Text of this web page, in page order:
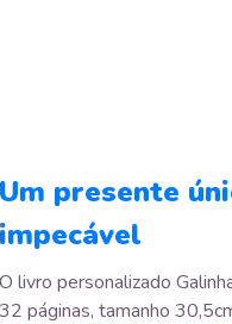
Um presente
impecável
O livro personalizado
32 páginas, tamanho